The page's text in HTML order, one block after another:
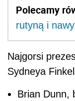
Polecamy
rutyną i
Najgorsi
Sydneya
Brian Dunn,